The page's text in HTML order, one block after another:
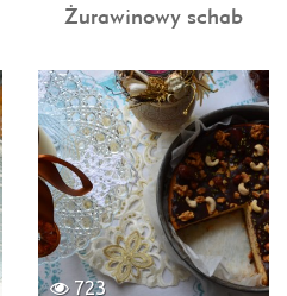
Żurawinowy schab
723